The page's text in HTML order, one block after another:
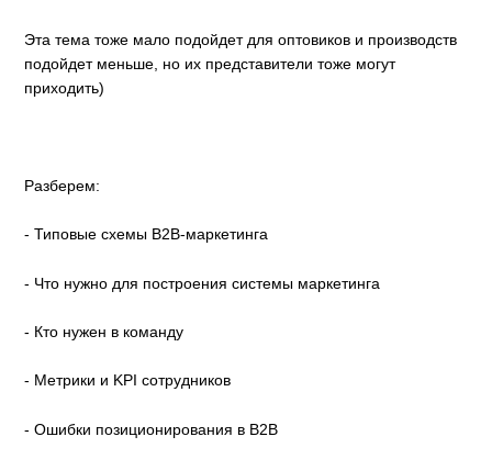
Эта тема тоже мало подойдет для оптовиков и производств
подойдет меньше, но их представители тоже могут
приходить)
Разберем:
- Типовые схемы B2B-маркетинга
- Что нужно для построения системы маркетинга
- Кто нужен в команду
- Метрики и KPI сотрудников
- Ошибки позиционирования в B2B